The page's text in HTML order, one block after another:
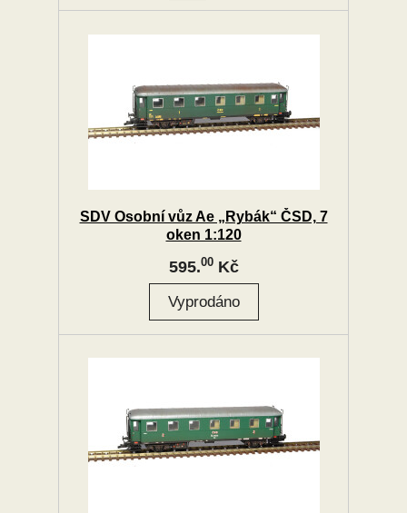
SDV Osobní vůz Ae „Rybák“ ČSD, 7
oken 1:120
595.00Kč